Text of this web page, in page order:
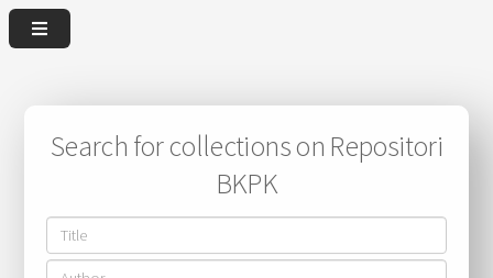
Search for collections on Repositori
BKPK